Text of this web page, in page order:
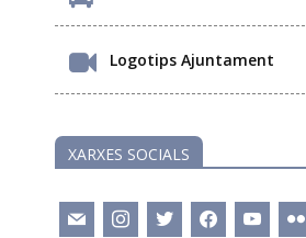
Logotips Ajuntament
XARXES SOCIALS
mail instagram
twitter facebookyoutubeflickr